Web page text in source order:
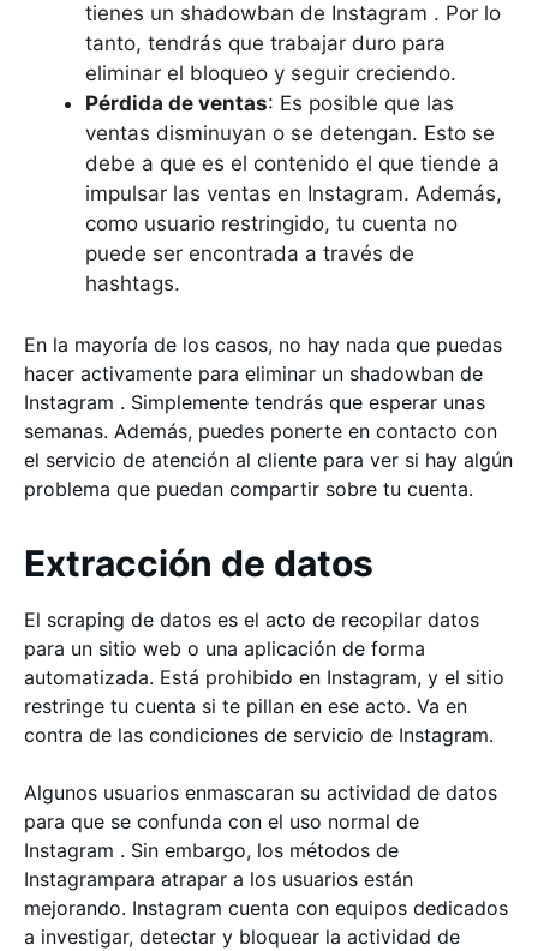
tienes un shadowban de Instagram . Por lo
tanto, tendrás que trabajar duro para
eliminar el bloqueo y seguir creciendo.
Pérdida de ventas: Es posible que las
ventas disminuyan o se detengan. Esto se
debe a que es el contenido el que tiende a
impulsar las ventas en Instagram. Además,
como usuario restringido, tu cuenta no
puede ser encontrada a través de
hashtags.
En la mayoría de los casos, no hay nada que puedas
hacer activamente para eliminar un shadowban de
Instagram . Simplemente tendrás que esperar unas
semanas. Además, puedes ponerte en contacto con
el servicio de atención al cliente para ver si hay algún
problema que puedan compartir sobre tu cuenta.
Extracción de datos
El scraping de datos es el acto de recopilar datos
para un sitio web o una aplicación de forma
automatizada. Está prohibido en Instagram, y el sitio
restringe tu cuenta si te pillan en ese acto. Va en
contra de las condiciones de servicio de Instagram.
Algunos usuarios enmascaran su actividad de datos
para que se confunda con el uso normal de
Instagram . Sin embargo, los métodos de
Instagrampara atrapar a los usuarios están
mejorando. Instagram cuenta con equipos dedicados
a investigar, detectar y bloquear la actividad de